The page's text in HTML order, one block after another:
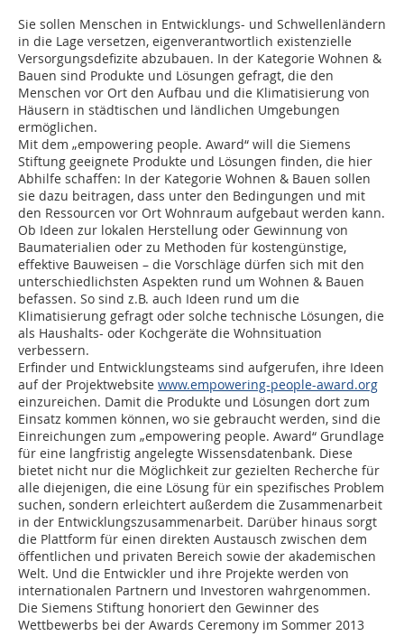
Sie sollen Menschen in Entwicklungs- und Schwellenländern
in die Lage versetzen, eigenverantwortlich existenzielle
Versorgungsdefizite abzubauen. In der Kategorie Wohnen &
Bauen sind Produkte und Lösungen gefragt, die den
Menschen vor Ort den Aufbau und die Klimatisierung von
Häusern in städtischen und ländlichen Umgebungen
ermöglichen.
Mit dem „empowering people. Award“ will die Siemens
Stiftung geeignete Produkte und Lösungen finden, die hier
Abhilfe schaffen: In der Kategorie Wohnen & Bauen sollen
sie dazu beitragen, dass unter den Bedingungen und mit
den Ressourcen vor Ort Wohnraum aufgebaut werden kann.
Ob Ideen zur lokalen Herstellung oder Gewinnung von
Baumaterialien oder zu Methoden für kostengünstige,
effektive Bauweisen – die Vorschläge dürfen sich mit den
unterschiedlichsten Aspekten rund um Wohnen & Bauen
befassen. So sind z.B. auch Ideen rund um die
Klimatisierung gefragt oder solche technische Lösungen, die
als Haushalts- oder Kochgeräte die Wohnsituation
verbessern.
Erfinder und Entwicklungsteams sind aufgerufen, ihre Ideen
auf der Projektwebsite www.empowering-people-award.org
einzureichen. Damit die Produkte und Lösungen dort zum
Einsatz kommen können, wo sie gebraucht werden, sind die
Einreichungen zum „empowering people. Award“ Grundlage
für eine langfristig angelegte Wissensdatenbank. Diese
bietet nicht nur die Möglichkeit zur gezielten Recherche für
alle diejenigen, die eine Lösung für ein spezifisches Problem
suchen, sondern erleichtert außerdem die Zusammenarbeit
in der Entwicklungszusammenarbeit. Darüber hinaus sorgt
die Plattform für einen direkten Austausch zwischen dem
öffentlichen und privaten Bereich sowie der akademischen
Welt. Und die Entwickler und ihre Projekte werden von
internationalen Partnern und Investoren wahrgenommen.
Die Siemens Stiftung honoriert den Gewinner des
Wettbewerbs bei der Awards Ceremony im Sommer 2013